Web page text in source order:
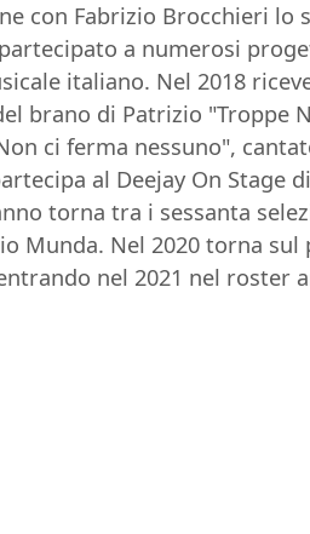
con Fabrizio Brocchieri
a numerosi
italiano. Nel 2018
brano di Patrizio "Troppe
ci ferma nessuno",
al Deejay On Stage
torna tra i sessanta
Nel 2020 torna sul
nel 2021 nel roster